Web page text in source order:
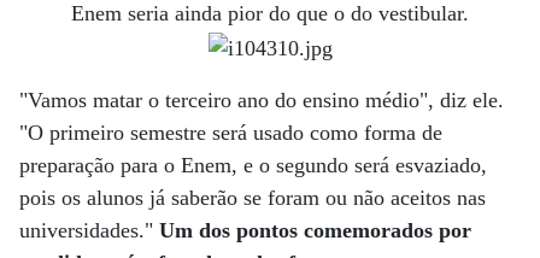
Enem seria ainda pior do que o do vestibular.
"Vamos matar o terceiro ano do ensino médio", diz ele.
"O primeiro semestre será usado como forma de
preparação para o Enem, e o segundo será esvaziado,
pois os alunos já saberão se foram ou não aceitos nas
universidades." Um dos pontos comemorados por